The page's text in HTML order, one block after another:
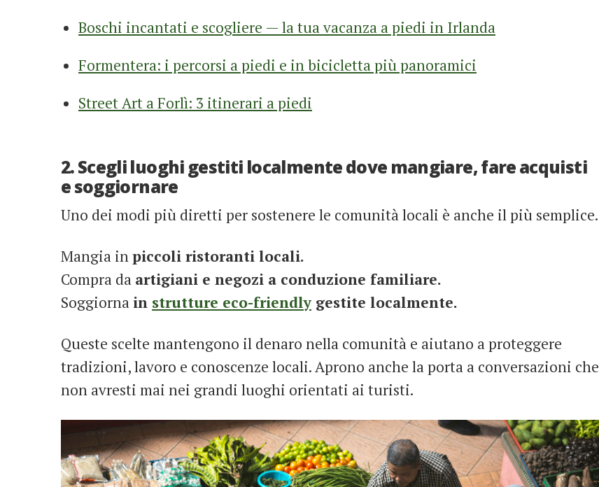
Boschi incantati e scogliere — la tua vacanza a piedi in Irlanda
Formentera: i percorsi a piedi e in bicicletta più panoramici
Street Art a Forlì: 3 itinerari a piedi
2. Scegli luoghi gestiti localmente dove mangiare, fare acquisti
e soggiornare
Uno dei modi più diretti per sostenere le comunità locali è anche il più semplice.
Mangia inpiccoli ristoranti locali.
Compra da artigiani e negozi a conduzione familiare.
Soggiorna in strutture eco-friendly gestite localmente.
Queste scelte mantengono il denaro nella comunità e aiutano a proteggere
tradizioni, lavoro e conoscenze locali. Aprono anche la porta a conversazioni che
non avresti mai nei grandi luoghi orientati ai turisti.